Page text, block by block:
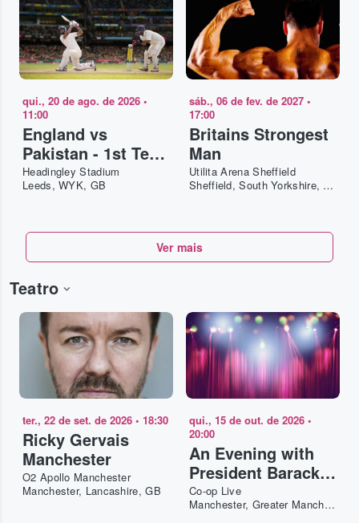
qui., 20 de ago. de 2026 •
11:00
England vs
Pakistan - 1st Test
- Day 2
Headingley Stadium
Leeds, WYK, GB
sáb., 06 de fev. de 2027 •
17:00
Britains Strongest
Man
Utilita Arena Sheffield
Sheffield, South Yorkshire, GB
Ver mais
Teatro
ter., 22 de set. de 2026 • 18:30
Ricky Gervais
Manchester
O2 Apollo Manchester
Manchester, Lancashire, GB
qui., 15 de out. de 2026 •
20:00
An Evening with
President Barack
Obama
Manchester
Co-op Live
Manchester, Greater Manchester, GB